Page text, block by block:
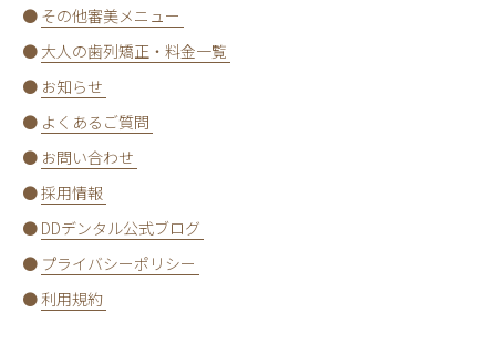
● その他審美メニュー
● 大人の歯列矯正・料金一覧
● お知らせ
● よくあるご質問
● お問い合わせ
●採用情報
● DDデンタル公式ブログ
● プライバシーポリシー
●利用規約